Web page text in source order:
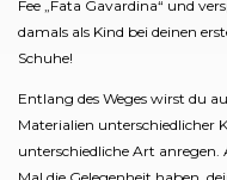
Fee „Fata Gavardina“ und
damals als Kind bei deinen
Schuhe!
Entlang des Weges wirst du
Materialien unterschiedlicher
unterschiedliche Art